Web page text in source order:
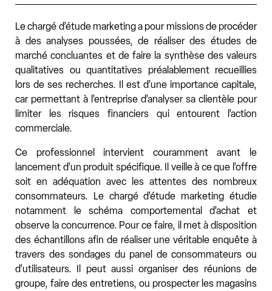
Le chargé d’étude marketing a pour missions de procéder
à des analyses poussées, de réaliser des études de
marché concluantes et de faire la synthèse des valeurs
qualitatives ou quantitatives préalablement recueillies
lors de ses recherches. Il est d’une importance capitale,
car permettant à l’entreprise d’analyser sa clientèle pour
limiter les risques financiers qui entourent l’action
commerciale.
Ce professionnel intervient couramment avant le
lancement d’un produit spécifique. Il veille à ce que l’offre
soit en adéquation avec les attentes des nombreux
consommateurs. Le chargé d’étude marketing étudie
notamment le schéma comportemental d’achat et
observe la concurrence. Pour ce faire, il met à disposition
des échantillons afin de réaliser une véritable enquête à
travers des sondages du panel de consommateurs ou
d’utilisateurs. Il peut aussi organiser des réunions de
groupe, faire des entretiens, ou prospecter les magasins